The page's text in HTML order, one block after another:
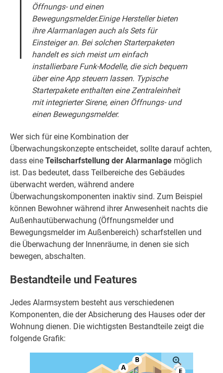
Öffnungs- und einen
Bewegungsmelder.Einige Hersteller bieten
ihre Alarmanlagen auch als Sets für
Einsteiger an. Bei solchen Starterpaketen
handelt es sich meist um einfach
installierbare Funk-Modelle, die sich bequem
über eine App steuern lassen. Typische
Starterpakete enthalten eine Zentraleinheit
mit integrierter Sirene, einen Öffnungs- und
einen Bewegungsmelder.
Wer sich für eine Kombination der
Überwachungskonzepte entscheidet, sollte darauf achten,
dass eine Teilscharfstellung der Alarmanlage möglich
ist. Das bedeutet, dass Teilbereiche des Gebäudes
überwacht werden, während andere
Überwachungskomponenten inaktiv sind. Zum Beispiel
können Bewohner während ihrer Anwesenheit nachts die
Außenhautüberwachung (Öffnungsmelder und
Bewegungsmelder im Außenbereich) scharfstellen und
die Überwachung der Innenräume, in denen sie sich
bewegen, abschalten.
Bestandteile und Features
Jedes Alarmsystem besteht aus verschiedenen
Komponenten, die der Absicherung des Hauses oder der
Wohnung dienen. Die wichtigsten Bestandteile zeigt die
folgende Grafik: